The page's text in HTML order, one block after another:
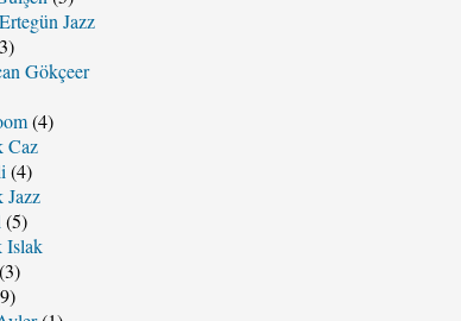
Jazz
Gökçeer
(4)
Caz
(4)
Jazz
(5)
Islak